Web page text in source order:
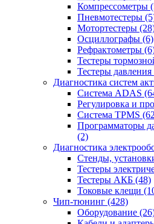
Компрессометры
Пневмотестеры
Мотортестеры
Осциллографы (6)
Рефрактометры
Тестеры
Тестеры давления
Диагностика систем
Система ADAS
Регулировка и
Система TPMS
Программаторы
(2)
Диагностика
Стенды,
Тестеры
Тестеры АКБ (48)
Токовые клещи
Чип-тюнинг (428)
Оборудование